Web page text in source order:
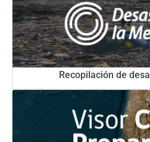
Recopilación de